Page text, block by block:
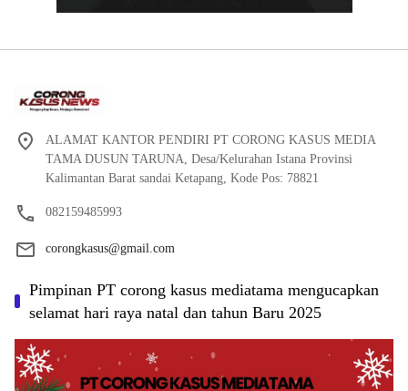
ALAMAT KANTOR PENDIRI PT CORONG KASUS MEDIA
TAMA DUSUN TARUNA, Desa/Kelurahan Istana Provinsi
Kalimantan Barat sandai Ketapang, Kode Pos: 78821
082159485993
corongkasus@gmail.com
Pimpinan PT corong kasus mediatama mengucapkan
selamat hari raya natal dan tahun Baru 2025